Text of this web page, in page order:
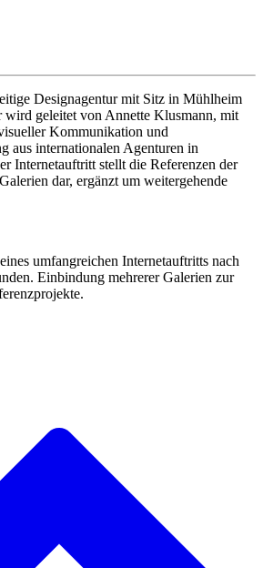
Designagentur mit Sitz in Mühlheim
geleitet von Annette Klusmann, mit
Kommunikation und
aus internationalen Agenturen in
Internetauftritt stellt die Referenzen der
dar, ergänzt um weitergehende
umfangreichen Internetauftritts nach
Einbindung mehrerer Galerien zur